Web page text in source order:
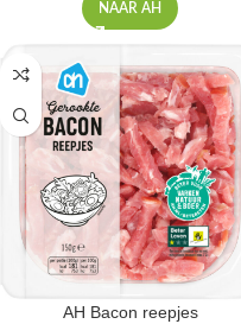
NAAR AH
AH Bacon reepjes